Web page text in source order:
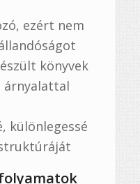
ezért nem
könyvek
árnyalattal
különlegessé